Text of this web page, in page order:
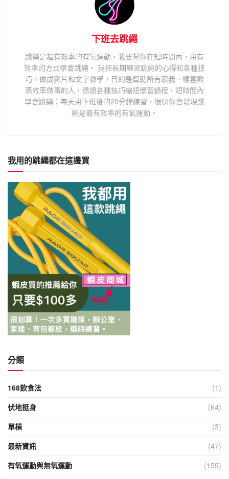
下班去跳繩
跳繩是超有效率的有氧運動，我要幫你在短時間內，用有
效率的方式學會跳繩。 我把長期練習跳繩的心得和各種技
巧，做成影片和文字教學，目的是幫助所有跟我一樣喜歡
高效率做事的人，透過各種技巧縮短學習過程，短時間內
學會跳繩；每天用下班後的20分鐘練習，很快你會發現跳
繩是最有效率的有氧運動。
我用的跳繩都在這邊買
分類
168飲食法
(1)
伏地挺身
(64)
單槓
(3)
最新資訊
(47)
有氧運動與無氧運動
(155)